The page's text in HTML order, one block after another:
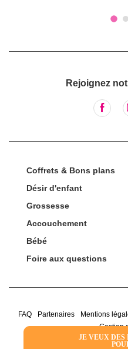
JE VEUX
Rejoignez
Coffrets & Bons plans
Désir d'enfant
Grossesse
Accouchement
Bébé
Foire aux questions
FAQ Partenaires Mentions
Gestion